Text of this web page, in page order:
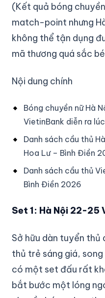
(Kết quả bóng
match-point nhưng
không thể tận dụng
mã thương quá sắc
Nội dung chính
Bóng chuyền nữ Hà
VietinBank diễn ra
Danh sách cầu thủ
Hoa Lư – Bình Điền
Danh sách cầu thủ
Bình Điền 2026
Set 1: Hà Nội 22-25
Sở hữu dàn tuyển
thủ trẻ sáng giá,
có một set đấu rất
bắt bước một lóng